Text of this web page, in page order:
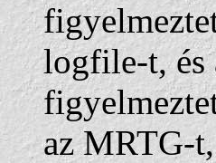
logfile-t, és
az MRTG-